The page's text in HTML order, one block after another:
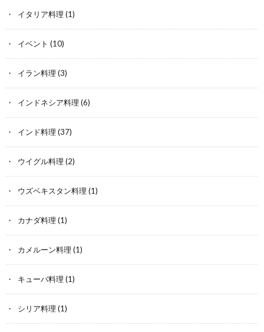
イタリア料理 (1)
イベント (10)
イラン料理 (3)
インドネシア料理 (6)
インド料理 (37)
ウイグル料理 (2)
ウズベキスタン料理 (1)
カナダ料理 (1)
カメルーン料理 (1)
キューバ料理 (1)
シリア料理 (1)